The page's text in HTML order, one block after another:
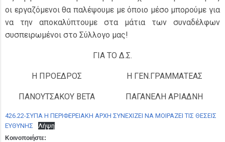
οι εργαζόμενοι θα παλέψουμε με όποιο μέσο μπορούμε για
να την αποκαλύπτουμε στα μάτια των συναδέλφων
συσπειρωμένοι στο Σύλλογο μας!
ΓΙΑ ΤΟ Δ.Σ.
Η ΠΡΟΕΔΡΟΣ
ΠΑΝΟΥΤΣΑΚΟΥ ΒΕΤΑ
Η ΓΕΝ.ΓΡΑΜΜΑΤΕΑΣ
ΠΑΓΑΝΕΛΗ ΑΡΙΑΔΝΗ
426.22-ΣΥΠΑ Η ΠΕΡΙΦΕΡΕΙΑΚΗ ΑΡΧΗ ΣΥΝΕΧΙΖΕΙ ΝΑ ΜΟΙΡΑΖΕΙ ΤΙΣ ΘΕΣΕΙΣ
ΕΥΘΥΝΗΣ
Λήψη
Κοινοποιήστε: